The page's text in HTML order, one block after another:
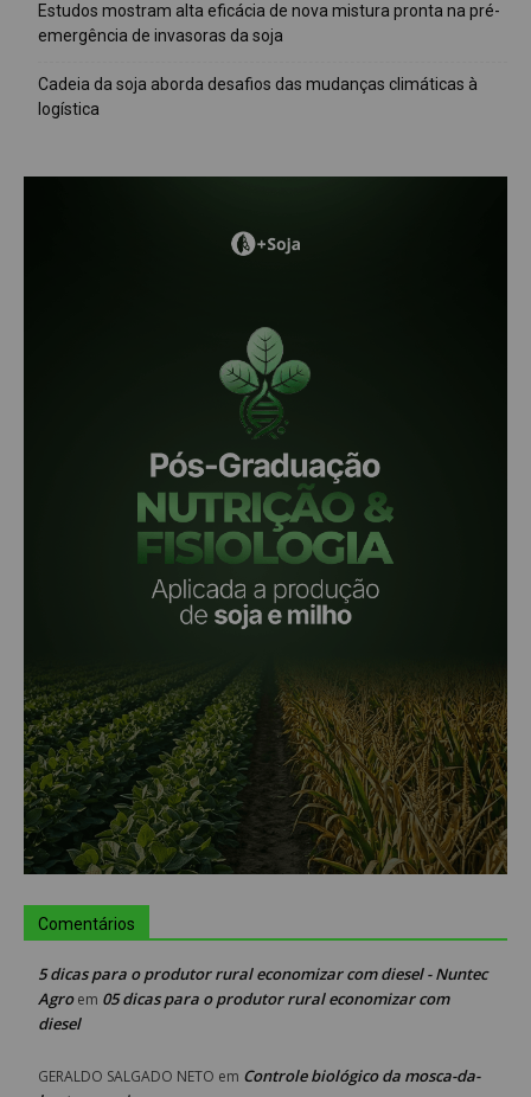
Estudos mostram alta eficácia de nova mistura pronta na pré-
emergência de invasoras da soja
Cadeia da soja aborda desafios das mudanças climáticas à
logística
Comentários
5 dicas para o produtor rural economizar com diesel - Nuntec
Agroem 05 dicas para o produtor rural economizar com
diesel
GERALDO SALGADO NETO em Controle biológico da mosca-da-